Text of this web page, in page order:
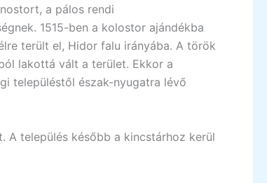
a pálos rendi
1515-ben a kolostor ajándékba
terült el, Hidor falu irányába. A török
lakottá vált a terület. Ekkor a
településtől észak-nyugatra lévő
A település később a kincstárhoz kerül